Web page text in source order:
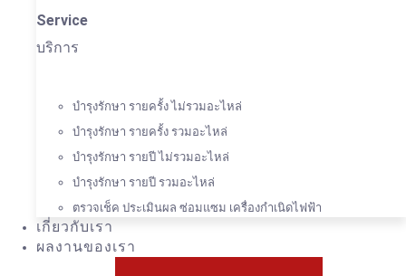
Service
บริการ
บำรุงรักษา รายครั้ง ไม่รวมอะไหล่
บำรุงรักษา รายครั้ง รวมอะไหล่
บำรุงรักษา รายปี ไม่รวมอะไหล่
บำรุงรักษา รายปี รวมอะไหล่
ตรวจเช็ค ประเมินผล ซ่อมแซม เครื่องกำเนิดไฟฟ้า
เกี่ยวกับเรา
ผลงานของเรา